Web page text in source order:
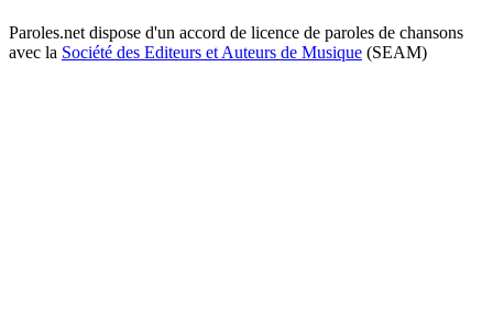
Paroles.net dispose d'un accord de licence de paroles de chansons
avec la Société des Editeurs et Auteurs de Musique (SEAM)